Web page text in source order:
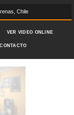
Chile
VER VIDEO ONLINE
CONTACTO